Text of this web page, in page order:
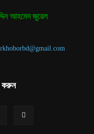
আহমেদ জুয়েল
করুন